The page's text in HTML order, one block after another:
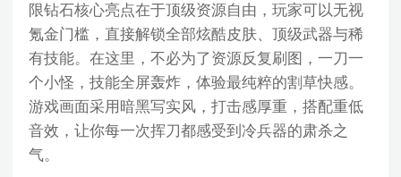
限钻石核心亮点在于顶级资源自由，玩家可以无视
氪金门槛，直接解锁全部炫酷皮肤、顶级武器与稀
有技能。在这里，不必为了资源反复刷图，一刀一
个小怪，技能全屏轰炸，体验最纯粹的割草快感。
游戏画面采用暗黑写实风，打击感厚重，搭配重低
音效，让你每一次挥刀都感受到冷兵器的肃杀之
气。